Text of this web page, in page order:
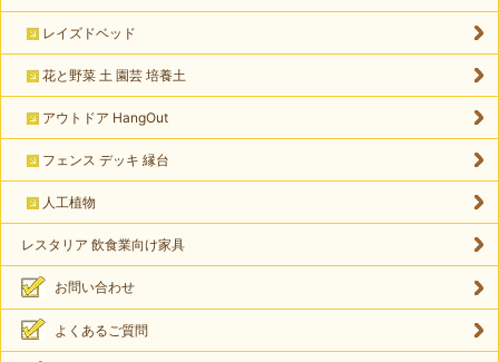
レイズドベッド
花と野菜 土 園芸 培養土
アウトドア HangOut
フェンス デッキ 縁台
人工植物
レスタリア 飲食業向け家具
お問い合わせ
よくあるご質問